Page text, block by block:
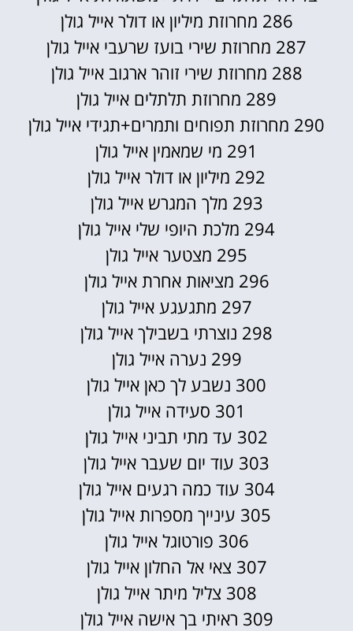
286 מחרוזת מיליון או דולר אייל גולן
287 מחרוזת שירי בועז שרעבי אייל גולן
288 מחרוזת שירי זוהר ארגוב אייל גולן
289 מחרוזת תלתלים אייל גולן
290 מחרוזת תפוחים ותמרים+תגידי אייל גולן
291 מי שמאמין אייל גולן
292 מיליון או דולר אייל גולן
293 מלך המגרש אייל גולן
294 מלכת היופי שלי אייל גולן
295 מצטער אייל גולן
296 מציאות אחרת אייל גולן
297 מתגעגע אייל גולן
298 נוצרתי בשבילך אייל גולן
299 נערה אייל גולן
300 נשבע לך כאן אייל גולן
301 סעידה אייל גולן
302 עד מתי תביני אייל גולן
303 עוד יום שעבר אייל גולן
304 עוד כמה רגעים אייל גולן
305 עינייך מספרות אייל גולן
306 פורטוגל אייל גולן
307 צאי אל החלון אייל גולן
308 צליל מיתר אייל גולן
309 ראיתי בך אישה אייל גולן